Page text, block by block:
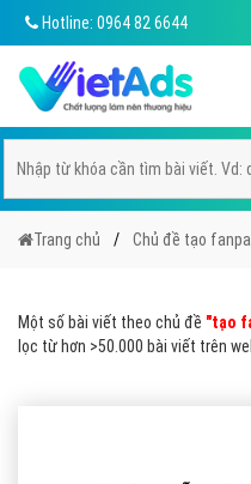
Hotline: 0964 82 6644
Trang chủ Chủ đề tạo
Một số bài viết theo chủ đề "tạo
lọc từ hơn >50.000 bài viết trên